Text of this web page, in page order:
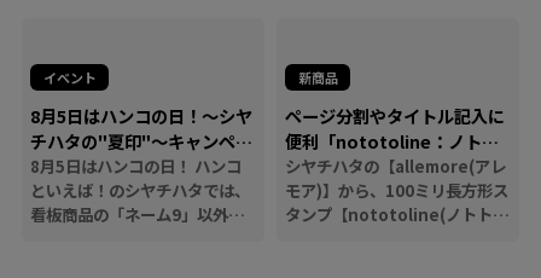
イベント
8月5日はハンコの日！～シヤ
チハタの"夏印"～キャンペー
ン
8月5日はハンコの日！ ハンコ
といえば！のシヤチハタでは、
看板商品の「ネーム9」以外に
新商品
ページ分割やタイトル記入に
便利「nototoline：ノトト
ライン」
シヤチハタの【allemore(アレ
モア)】から、100ミリ長方形ス
タンプ【nototoline(ノトトラ